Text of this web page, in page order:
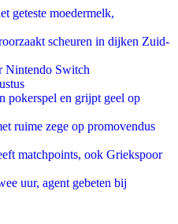
geteste moedermelk,
scheuren in dijken Zuid-
Nintendo Switch
pokerspel en grijpt geel op
ruime zege op promovendus
matchpoints, ook Griekspoor
uur, agent gebeten bij